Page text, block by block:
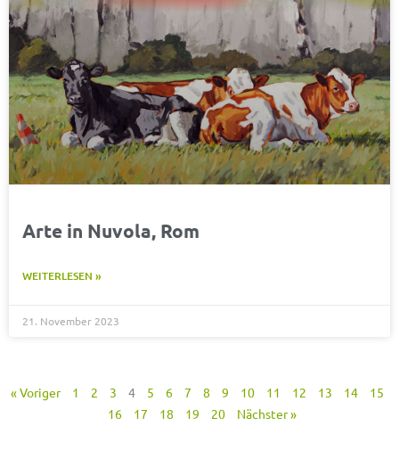
Arte in Nuvola, Rom
WEITERLESEN »
21. November 2023
« Voriger 1 2 3 4 5 6 7 8 9 10 11 12 13 14
15
16
17 18 19 20 Nächster »